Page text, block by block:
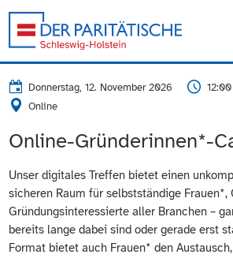
Donnerstag, 12. November 2026
Online
Online-Gründerinnen*-
Unser digitales Treffen bietet einen
sicheren Raum für selbstständige Frauen*,
Gründungsinteressierte aller Branchen –
bereits lange dabei sind oder gerade erst
Format bietet auch Frauen* den